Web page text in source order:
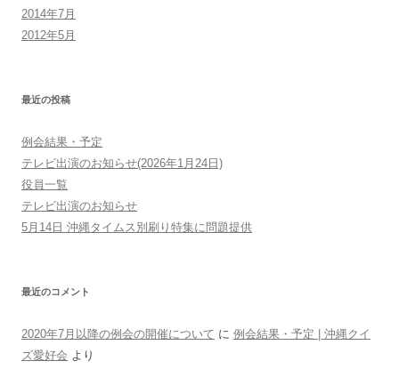
2014年7月
2012年5月
最近の投稿
例会結果・予定
テレビ出演のお知らせ(2026年1月24日)
役員一覧
テレビ出演のお知らせ
5月14日 沖縄タイムス別刷り特集に問題提供
最近のコメント
2020年7月以降の例会の開催について に 例会結果・予定 | 沖縄クイ
ズ愛好会 より